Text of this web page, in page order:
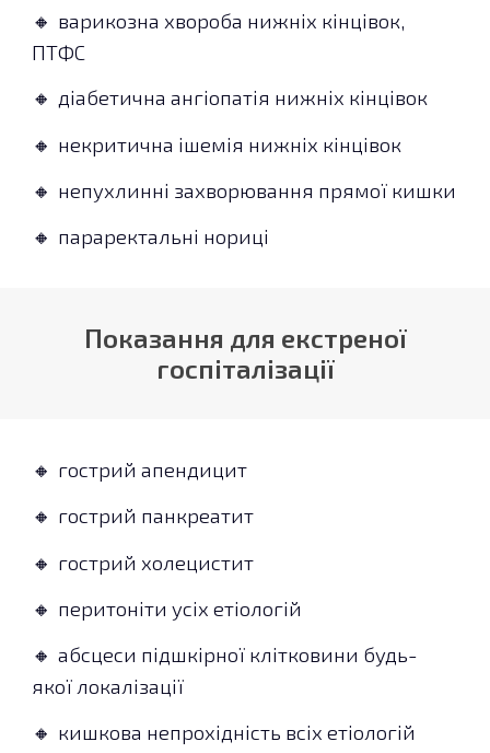
🔸 варикозна хвороба нижніх кінцівок,
ПТФС
🔸діабетична ангіопатія нижніх кінцівок
🔸 некритична ішемія нижніх кінцівок
🔸 непухлинні захворювання прямої кишки
🔸 параректальні нориці
Показання для екстреної
госпіталізації
🔸 гострий апендицит
🔸 гострий панкреатит
🔸 гострий холецистит
🔸 перитоніти усіх етіологій
🔸абсцеси підшкірної клітковини будь-
якої локалізації
🔸 кишкова непрохідність всіх етіологій